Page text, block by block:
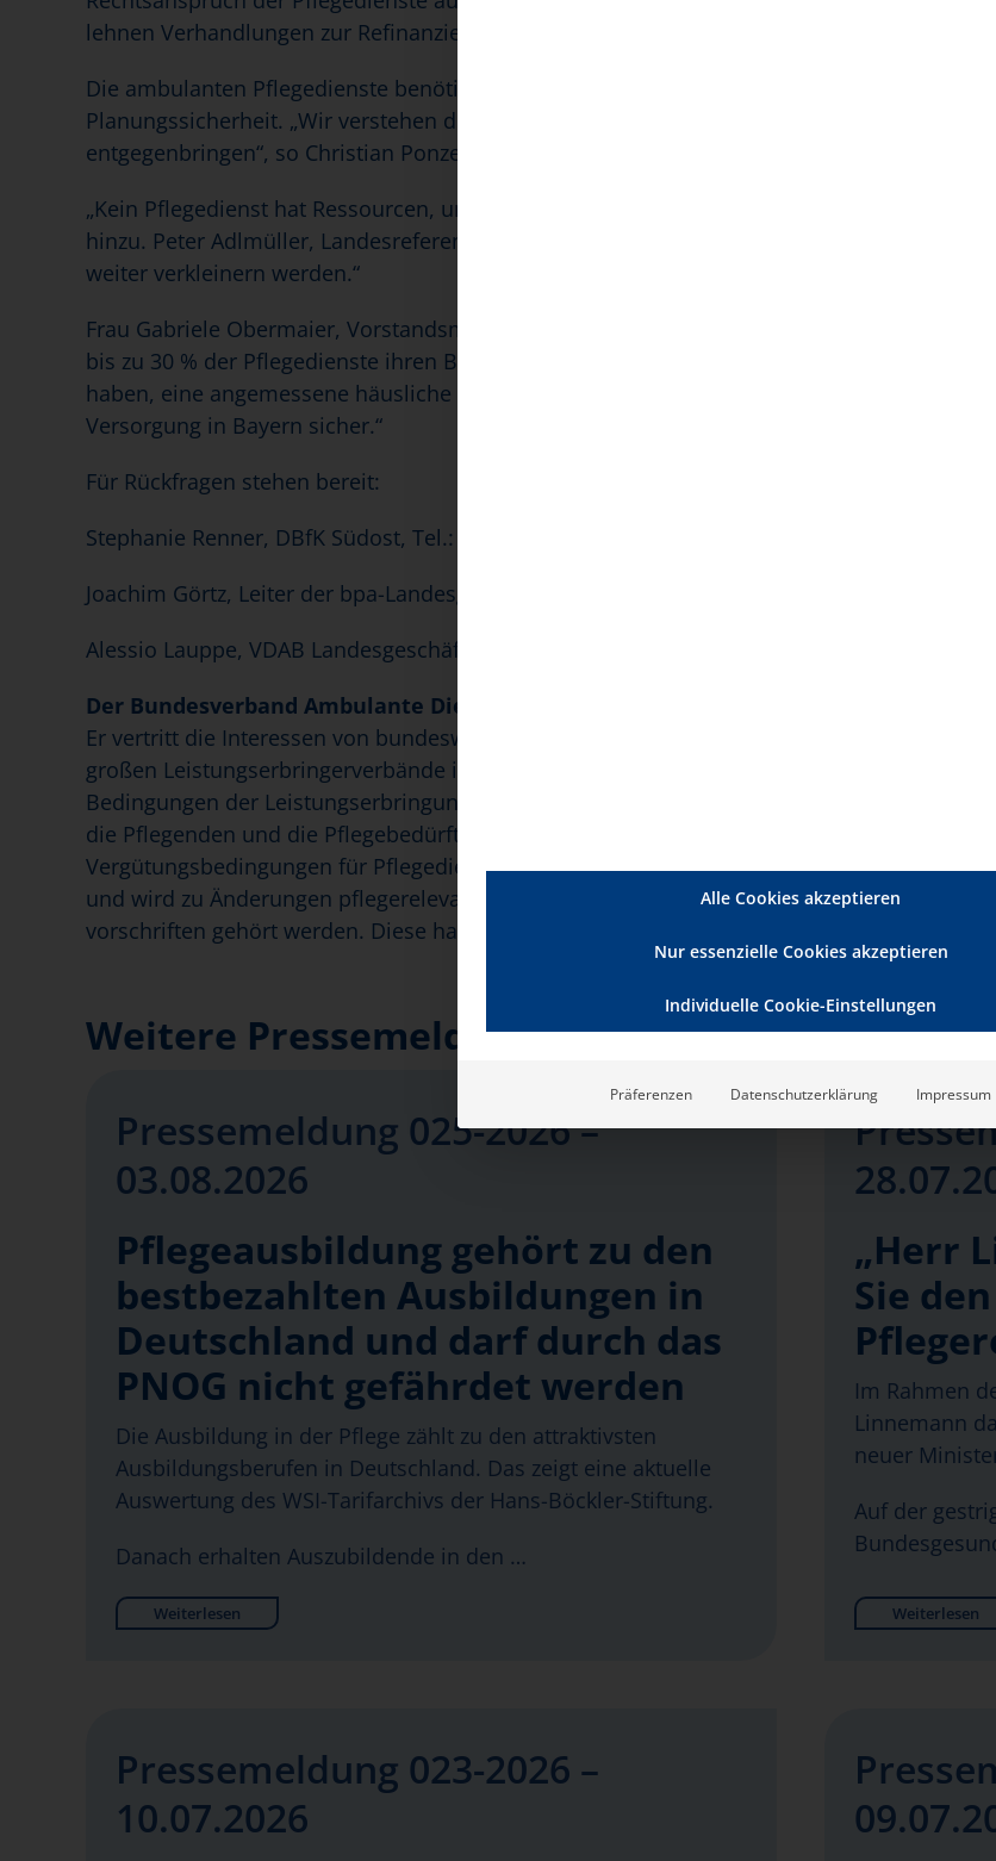
lehnen Verhandlungen zur Refinanzierung ab“, ergänzt Stefanie Renner, stv.
Die ambulanten Pflegedienste benötigen auch vor dem Hintergrund der ab September
Planungssicherheit. „Wir verstehen die ablehnende Haltung nicht, die die Pflege- und
entgegenbringen“, so Christian Ponzer, Landesvorstand des B.A.H.
„Kein Pflegedienst hat Ressourcen, um solche Kostensteigerungen auf Dauer
hinzu. Peter Adlmüller, Landesreferent Bayern des bad e.V, warnt davor, dass viele
weiter verkleinern werden.“
Frau Gabriele Obermaier, Vorstandsmitglied des VDAB Landesverbandes Bayern
bis zu 30 % der Pflegedienste ihren Betrieb einzustellen. „Dann werden es
haben, eine angemessene häusliche Versorgung zu organisieren. Private ambulante
Versorgung in Bayern sicher.“
Für Rückfragen stehen bereit:
Stephanie Renner, DBfK Südost, Tel.: 0 89- 17 99 70 14
Joachim Görtz, Leiter der bpa-Landesgeschäftsstelle Bayern, Tel.: 0 89- 8 90 44 83 20
Alessio Lauppe, VDAB Landesgeschäftsstelle Bayern, Tel.: 08 21- 4 40 18 97 12
Der Bundesverband Ambulante Dienste und Stationäre Einrichtungen (bad) e.V.
mit
Er vertritt die Interessen von bundesweit über 1000 zumeist privat geführten
großen Leistungserbringerverbände in der Wachstumsbranche Pflege und Betreuung
Bedingungen der Leistungserbringung der ambulanten und stationären Pflege zu
die Pflegenden und die Pflegebedürftigen. Der bad e.V. mit seinen Landesorganisationen
Vergütungsbedingungen für Pflegedienste und Pflegesätze für Heime. Der bad e.V. ist in
und wird zu Änderungen pflegerelevanter Gesetze angehört. Zudem müssen die
vorschriften gehört werden. Diese haben seit der Föderalismusreform im Pflegebereich
Weitere Pressemeldungen, die Sie
Pressemeldung 025-2026 –
03.08.2026
Pflegeausbildung gehört zu den
bestbezahlten Ausbildungen in
Deutschland und darf durch das
PNOG nicht gefährdet werden
Die Ausbildung in der Pflege zählt zu den attraktivsten
Ausbildungsberufen in Deutschland. Das zeigt eine aktuelle
Auswertung des WSI-Tarifarchivs der Hans-Böckler-Stiftung.
Danach erhalten Auszubildende in den …
Weiterlesen
„Herr
Sie
Im Rahmen
Linnemann
neuer
Auf der
Weiterlesen
Pressemeldung 023-2026 –
10.07.2026
Alle Cookies akzeptieren
Nur essenzielle Cookies akzeptieren
Individuelle Cookie-Einstellungen
Präferenzen Datenschutzerklärung Impressum